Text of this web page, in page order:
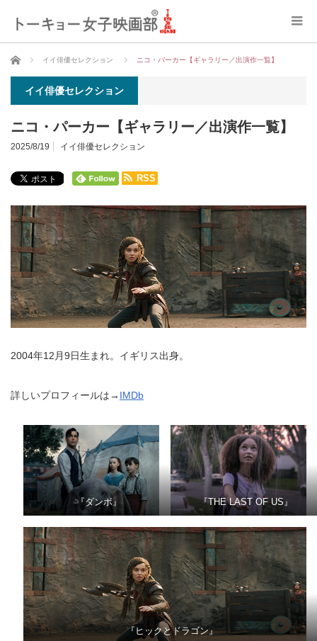
ホーム イイ俳優セレクション ニコ・パーカー【ギャラリー／出演作一覧】
イイ俳優セレクション
ニコ・パーカー【ギャラリー／出演作一覧】
2025/8/19 イイ俳優セレクション
RSS
2004年12月9日生まれ。イギリス出身。
詳しいプロフィールは→ IMDb
『ダンボ』 『THE LAST OF US』
『ヒックとドラゴン』